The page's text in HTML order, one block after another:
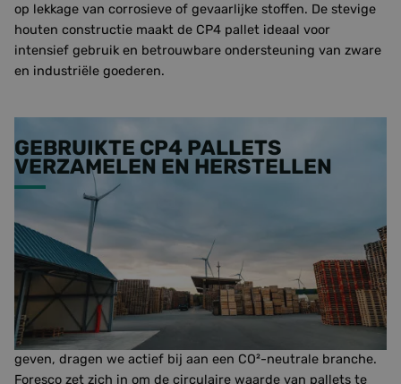
op lekkage van corrosieve of gevaarlijke stoffen. De stevige
houten constructie maakt de CP4 pallet ideaal voor
intensief gebruik en betrouwbare ondersteuning van zware
en industriële goederen.
GEBRUIKTE CP4 PALLETS
VERZAMELEN EN HERSTELLEN
Bij Foresco kunt u niet alleen pallets in bepaalde
hoeveelheden bij ons afnemen, maar ook gebruikte pallets
aan ons verkopen. Wij zijn namelijk continu op zoek naar
gebruikte pallets die we kunnen opkopen. Ons doel is om
zoveel mogelijk pallets te repareren en herstellen, zodat ze
opnieuw tegen een aantrekkelijke prijs op de markt kunnen
worden gebracht. Door pallets een langere levensduur te
geven, dragen we actief bij aan een CO²-neutrale branche.
Foresco zet zich in om de circulaire waarde van pallets te